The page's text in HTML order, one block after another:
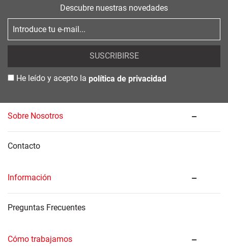
Descubre nuestras novedades
SUSCRIBIRSE
He leído y acepto la política de privacidad
Sobre Nosotros
Contacto
Información
Preguntas Frecuentes
Cómo trabajamos